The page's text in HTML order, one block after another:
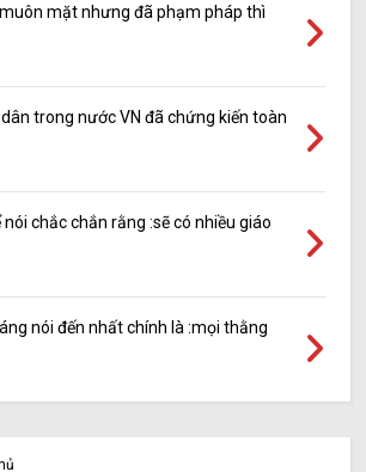
mặt nhưng đã phạm pháp thì
trong nước VN đã chứng kiến toàn
nói chắc chắn rằng :sẽ có nhiều giáo
nói đến nhất chính là :mọi thằng